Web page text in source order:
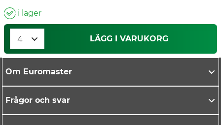
i lager
LÄGG I VARUKORG
Om Euromaster
Frågor och svar